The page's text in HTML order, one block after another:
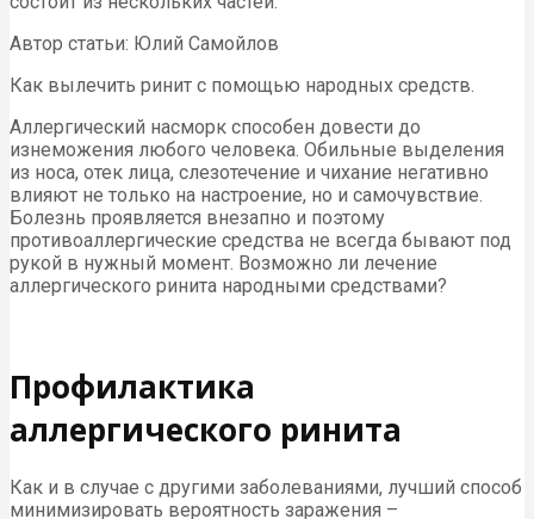
Автор статьи: Юлий Самойлов
Как вылечить ринит с помощью народных средств.
Аллергический насморк способен довести до
изнеможения любого человека. Обильные выделения
из носа, отек лица, слезотечение и чихание негативно
влияют не только на настроение, но и самочувствие.
Болезнь проявляется внезапно и поэтому
противоаллергические средства не всегда бывают под
рукой в нужный момент. Возможно ли лечение
аллергического ринита народными средствами?
Профилактика
аллергического ринита
Как и в случае с другими заболеваниями, лучший способ
минимизировать вероятность заражения –